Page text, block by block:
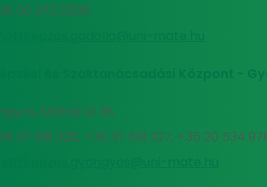
30 272 0206
és Szaktanácsadási Központ -
Mátrai út 36.
37 518 326, +36 37 518 327, +36 20 534